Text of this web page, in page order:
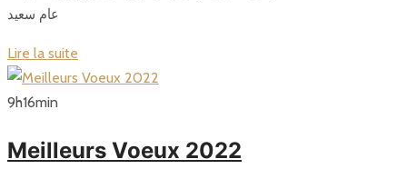
عام سعيد
Lire la suite
9h16min
Meilleurs Voeux 2022